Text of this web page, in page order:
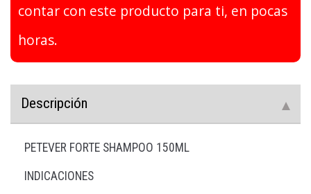
contar con este producto para ti, en pocas
horas.
Descripción
PETEVER FORTE SHAMPOO 150ML
INDICACIONES